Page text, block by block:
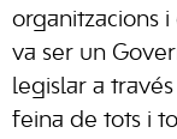
organitzacions
va ser un
legislar a
feina de tots i